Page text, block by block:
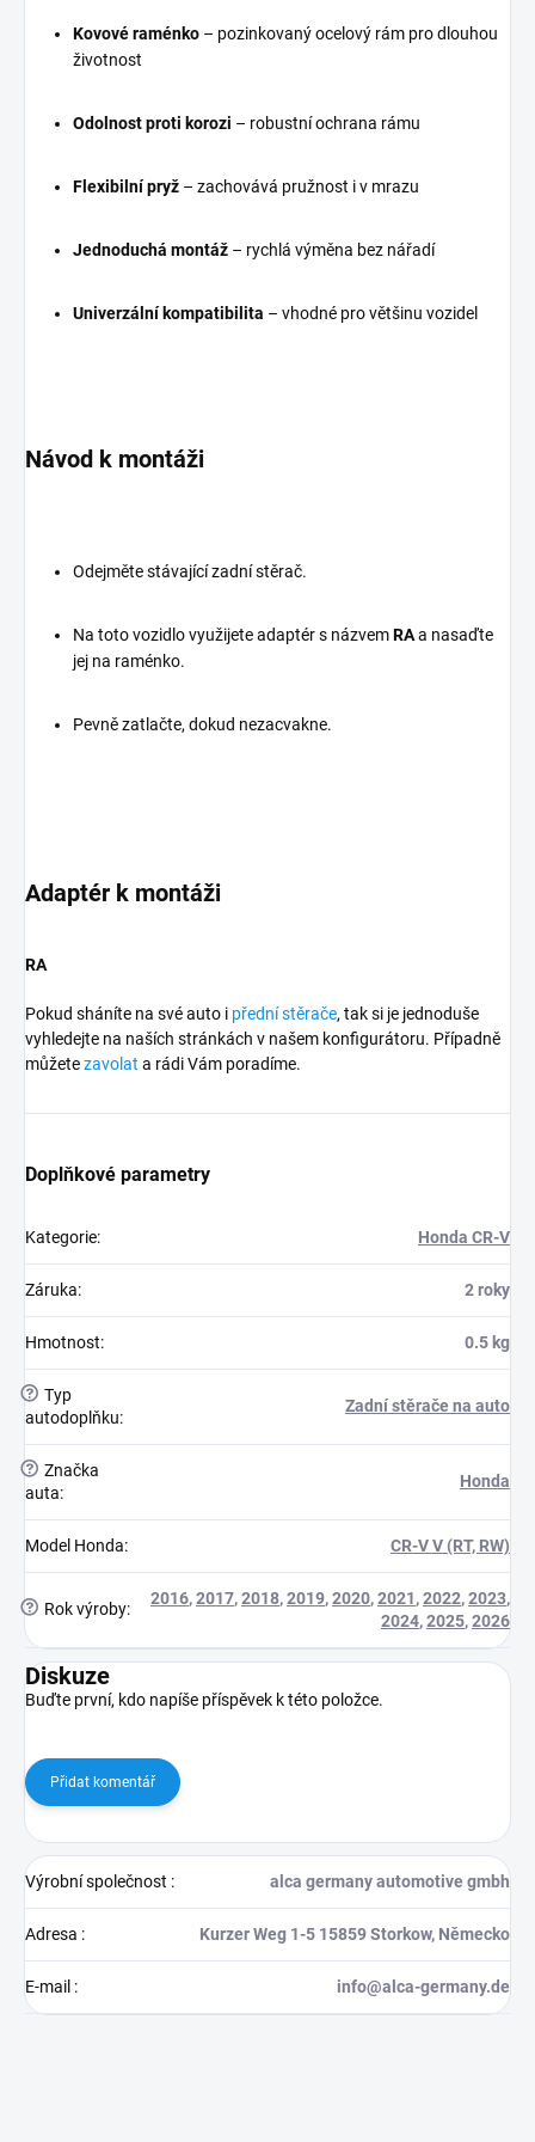
Kovové raménko – pozinkovaný ocelový rám pro dlouhou
životnost
Odolnost proti korozi – robustní ochrana rámu
Flexibilní pryž – zachovává pružnost i v mrazu
Jednoduchá montáž – rychlá výměna bez nářadí
Univerzální kompatibilita – vhodné pro většinu vozidel
Návod k montáži
Odejměte stávající zadní stěrač.
Na toto vozidlo využijete adaptér s názvemRAa nasaďte
jej na raménko.
Pevně zatlačte, dokud nezacvakne.
Adaptér k montáži
RA
Pokud sháníte na své auto i přední stěrače, tak si je jednoduše
vyhledejte na naších stránkách v našem konfigurátoru. Případně
můžetezavolat a rádi Vám poradíme.
Doplňkové parametry
Kategorie: Honda CR-V
Záruka: 2 roky
Hmotnost: 0.5 kg
? Typ
autodoplňku:
Zadní stěrače na auto
? Značka
auta:
Honda
Model Honda: CR-V V (RT, RW)
? Rok výroby:
2016,2017,2018,2019,2020,2021,2022,2023,
2024,2025,2026
Diskuze
Buďte první, kdo napíše příspěvek k této položce.
Přidat komentář
Výrobní společnost : alca germany automotive gmbh
Adresa : Kurzer Weg 1-5 15859 Storkow, Německo
E-mail : info@alca-germany.de